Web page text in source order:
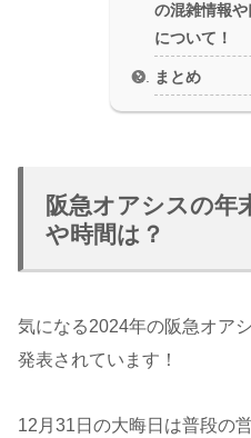
の混雑情報や
について！
まとめ
阪急オアシスの年
や時間は？
気になる2024年の阪急オア
発表されています！
12月31日の大晦日は普段の